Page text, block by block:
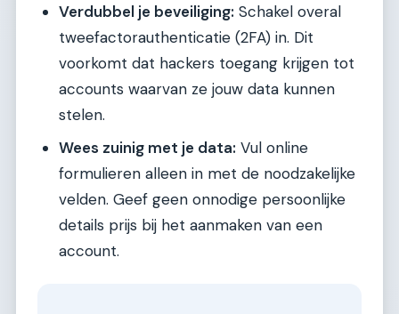
Verdubbel je beveiliging: Schakel overal
tweefactorauthenticatie (2FA) in. Dit
voorkomt dat hackers toegang krijgen tot
accounts waarvan ze jouw data kunnen
stelen.
Wees zuinig met je data: Vul online
formulieren alleen in met de noodzakelijke
velden. Geef geen onnodige persoonlijke
details prijs bij het aanmaken van een
account.